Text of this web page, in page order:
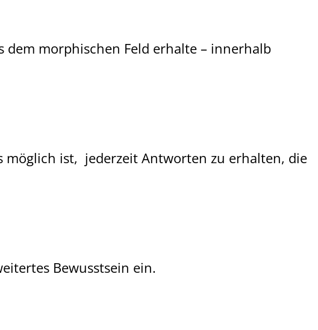
morphischen Feld erhalte – innerhalb
möglich ist, jederzeit Antworten zu erhalten, die
Bewusstsein ein.